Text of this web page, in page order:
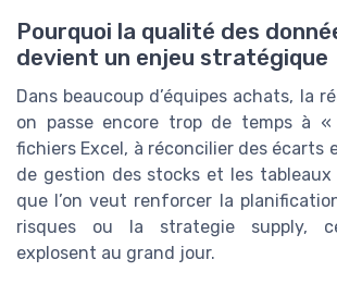
Pourquoi la qualité des
devient un enjeu stratégique
Dans beaucoup d’équipes achats, la
on passe encore trop de temps à
fichiers Excel, à réconcilier des écarts
de gestion des stocks et les tableaux
que l’on veut renforcer la
risques ou la strategie supply,
explosent au grand jour.